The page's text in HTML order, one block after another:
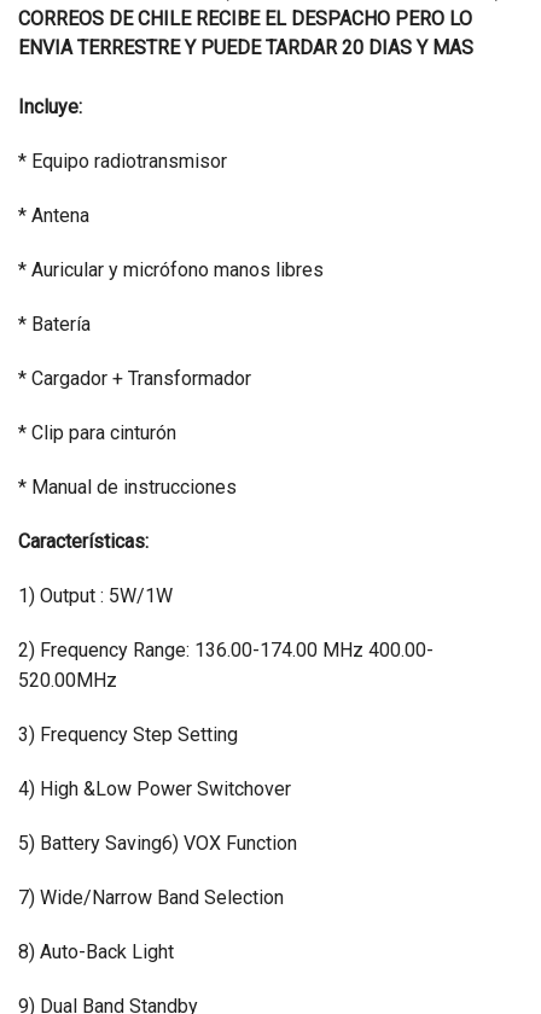
CORREOS DE CHILE RECIBE EL DESPACHO PERO LO
ENVIA TERRESTRE Y PUEDE TARDAR 20 DIAS Y MAS
Incluye:
* Equipo radiotransmisor
* Antena
* Auricular y micrófono manos libres
* Batería
* Cargador + Transformador
* Clip para cinturón
* Manual de instrucciones
Características:
1) Output : 5W/1W
2) Frequency Range: 136.00-174.00 MHz 400.00-
520.00MHz
3) Frequency Step Setting
4) High &Low Power Switchover
5) Battery Saving6) VOX Function
7) Wide/Narrow Band Selection
8) Auto-Back Light
9) Dual Band Standby